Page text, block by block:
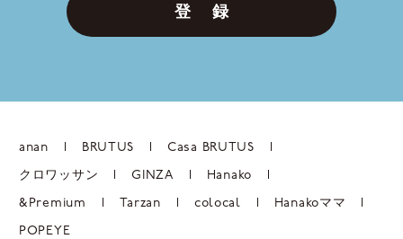
登 録
anan BRUTUS Casa BRUTUS
クロワッサン GINZA Hanako
&Premium Tarzan colocal Hanakoママ
POPEYE